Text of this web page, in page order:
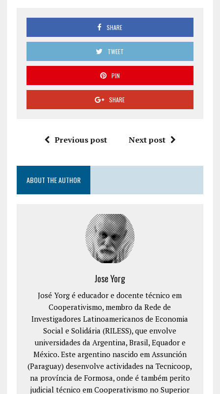
SHARE
TWEET
PIN
SHARE
Previous post Next post
ABOUT THE AUTHOR
Jose Yorg
José Yorg é educador e docente técnico em
Cooperativismo, membro da Rede de
Investigadores Latinoamericanos de Economia
Social e Solidária (RILESS), que envolve
universidades da Argentina, Brasil, Equador e
México. Este argentino nascido em Assunción
(Paraguay) desenvolve actividades na Tecnicoop,
na província de Formosa, onde é também perito
judicial técnico em Cooperativismo no Superior